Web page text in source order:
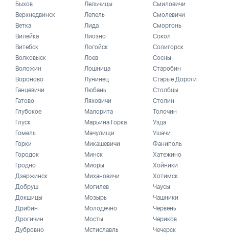
Быхов
Верхнедвинск
Ветка
Вилейка
Витебск
Волковыск
Воложин
Вороново
Ганцевичи
Гатово
Глубокое
Глуск
Гомель
Горки
Городок
Гродно
Дзержинск
Добруш
Докшицы
Дрибин
Дрогичин
Дубровно
Лельчицы
Лепель
Лида
Лиозно
Логойск
Лоев
Лошница
Лунинец
Любань
Ляховичи
Малорита
Марьина Горка
Мачулищи
Микашевичи
Минск
Миоры
Михановичи
Могилев
Мозырь
Молодечно
Мосты
Мстиславль
Смиловичи
Смолевичи
Сморгонь
Сокол
Солигорск
Сосны
Старобин
Старые Дороги
Столбцы
Столин
Толочин
Узда
Ушачи
Фаниполь
Хатежино
Хойники
Хотимск
Чаусы
Чашники
Червень
Чериков
Чечерск